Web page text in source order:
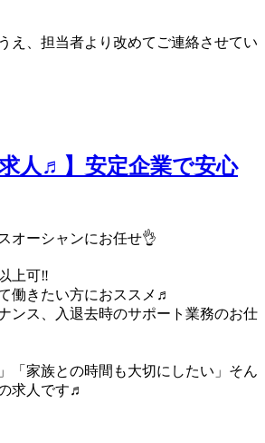
え、担当者より改めてご連絡させてい
求人♬】安定企業で安心
オーシャンにお任せ👌
上可‼
働きたい方におススメ♬
ンス、入退去時のサポート業務のお仕
「家族との時間も大切にしたい」そん
求人です♬